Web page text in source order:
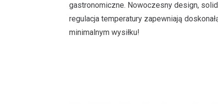
gastronomiczne. Nowoczesny design,
regulacja temperatury zapewniają
minimalnym wysiłku!